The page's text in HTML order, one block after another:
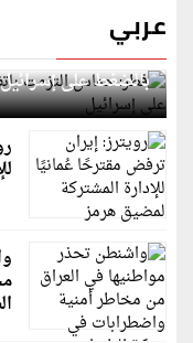
عربي
قطر: حماس التزمت
بالضغط على إسرائيل